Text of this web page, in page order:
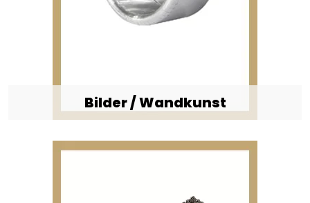
Bilder / Wandkunst